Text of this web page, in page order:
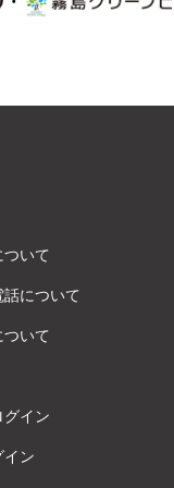
いて
について
いて
イン
イン